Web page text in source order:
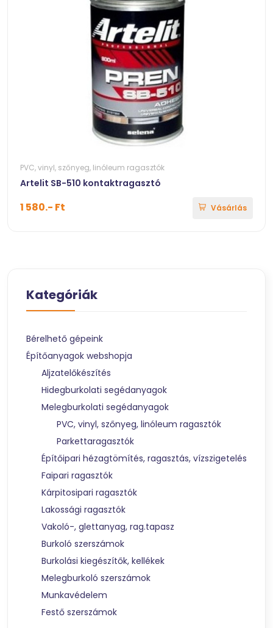
PVC, vinyl, szőnyeg, linóleum ragasztók
Artelit SB-510 kontaktragasztó
1 580.- Ft Vásárlás
Kategóriák
Bérelhető gépeink
Építőanyagok webshopja
Aljzatelőkészítés
Hidegburkolati segédanyagok
Melegburkolati segédanyagok
PVC, vinyl, szőnyeg, linóleum ragasztók
Parkettaragasztók
Építőipari hézagtömítés, ragasztás, vízszigetelés
Faipari ragasztók
Kárpitosipari ragasztók
Lakossági ragasztók
Vakoló-, glettanyag, rag.tapasz
Burkoló szerszámok
Burkolási kiegészítők, kellékek
Melegburkoló szerszámok
Munkavédelem
Festő szerszámok